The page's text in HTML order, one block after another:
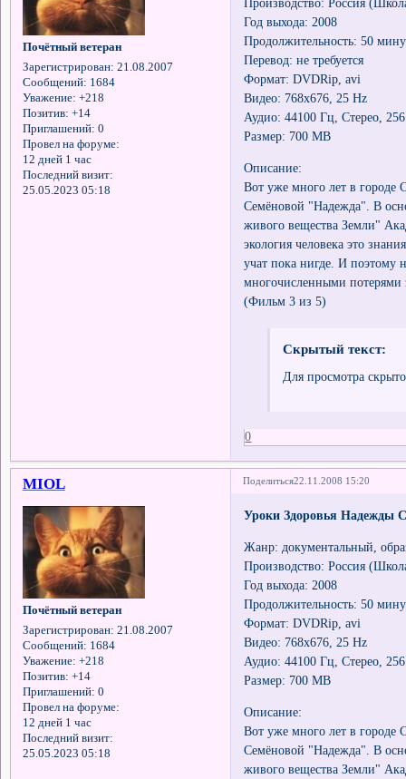
Почётный ветеран
Зарегистрирован: 21.08.2007
Сообщений: 1684
Уважение: +218
Позитив: +14
Приглашений: 0
Провел на форуме:
12 дней 1 час
Последний визит:
25.05.2023 05:18
Год выхода: 2008
Продолжительность: 50
Перевод: не требуется
Формат: DVDRip, avi
Видео: 768х676, 25 Hz
Аудио: 44100 Гц, Стерео,
Размер: 700 MB
Описание:
Вот уже много лет в
Семёновой "Надежда". В
живого вещества Земли"
экология человека это
учат пока нигде. И поэтому
многочисленными потерями
(Фильм 3 из 5)
Скрытый текст:
Для просмотра
0
Поделиться22.11.2008 15:20
MIOL
Почётный ветеран
Зарегистрирован: 21.08.2007
Сообщений: 1684
Уважение: +218
Позитив: +14
Приглашений: 0
Провел на форуме:
12 дней 1 час
Последний визит:
25.05.2023 05:18
Уроки Здоровья Надежды
Жанр: документальный,
Производство: Россия
Год выхода: 2008
Продолжительность: 50
Формат: DVDRip, avi
Видео: 768х676, 25 Hz
Аудио: 44100 Гц, Стерео,
Размер: 700 MB
Описание:
Вот уже много лет в
Семёновой "Надежда". В
живого вещества Земли"